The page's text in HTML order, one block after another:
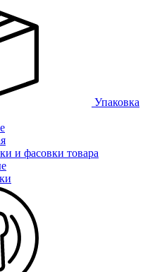
Упаковка
и фасовки товара